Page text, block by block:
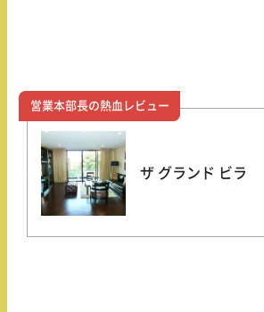
営業本部長の熱血レビュー
ザ グランド ビラ